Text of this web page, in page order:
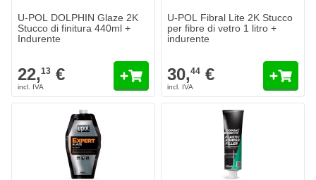
U-POL DOLPHIN Glaze 2K
Stucco di finitura 440ml +
Indurente
22,13 €
U-POL Fibral Lite 2K Stucco
per fibre di vetro 1 litro +
indurente
30,44 €